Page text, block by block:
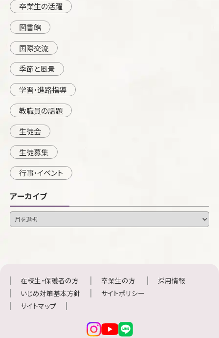
卒業生の活躍
図書館
国際交流
季節と風景
学習・進路指導
教職員の話題
生徒会
生徒募集
行事・イベント
アーカイブ
在校生・保護者の方 卒業生の方
採用情報
いじめ対策基本方針
サイトポリシー
サイトマップ